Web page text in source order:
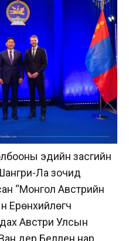
эдийн засгийн
Ла зочид
“Монгол Австрийн
Ерөнхийлөгч
Австри Улсын
дер Беллен нар